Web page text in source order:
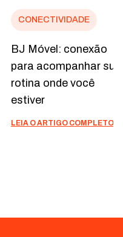
CONECTIVIDADE
BJ Móvel: conexão
para acompanhar sua
rotina onde você
estiver
LEIA O ARTIGO COMPLETO